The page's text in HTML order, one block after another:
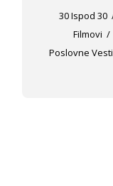
30 Ispod 30
Filmovi
Poslovne Vesti